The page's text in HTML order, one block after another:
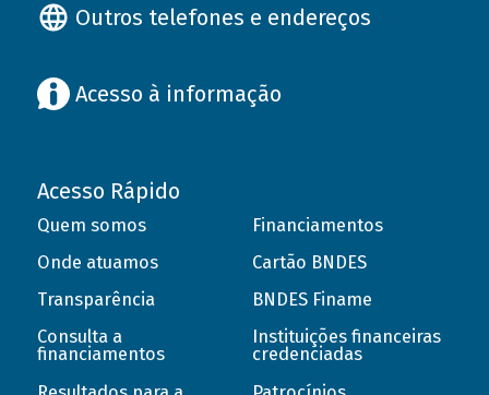
Outros telefones e endereços
Acesso à informação
Acesso Rápido
Quem somos
Onde atuamos
Transparência
Consulta a
financiamentos
Financiamentos
Cartão BNDES
BNDES Finame
Instituições financeiras
credenciadas